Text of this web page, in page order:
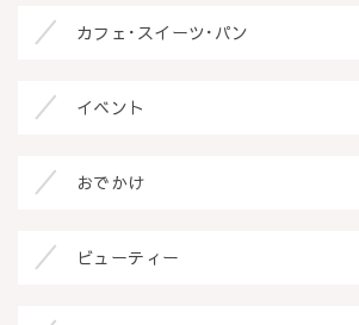
カフェ･スイーツ･パン
イベント
おでかけ
ビューティー